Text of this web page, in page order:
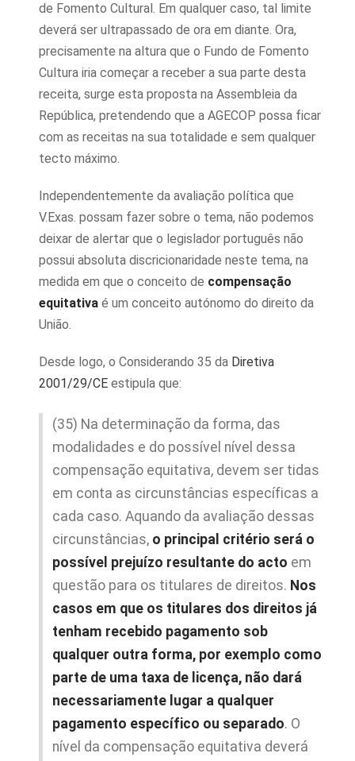
de Fomento Cultural. Em qualquer caso, tal limite
deverá ser ultrapassado de ora em diante. Ora,
precisamente na altura que o Fundo de Fomento
Cultura iria começar a receber a sua parte desta
receita, surge esta proposta na Assembleia da
República, pretendendo que a AGECOP possa ficar
com as receitas na sua totalidade e sem qualquer
tecto máximo.
Independentemente da avaliação política que
V.Exas. possam fazer sobre o tema, não podemos
deixar de alertar que o legislador português não
possui absoluta discricionaridade neste tema, na
medida em que o conceito de compensação
equitativa é um conceito autónomo do direito da
União.
Desde logo, o Considerando 35 da Diretiva
2001/29/CE estipula que:
(35) Na determinação da forma, das
modalidades e do possível nível dessa
compensação equitativa, devem ser tidas
em conta as circunstâncias específicas a
cada caso. Aquando da avaliação dessas
circunstâncias, o principal critério será o
possível prejuízo resultante do acto em
questão para os titulares de direitos. Nos
casos em que os titulares dos direitos já
tenham recebido pagamento sob
qualquer outra forma, por exemplo como
parte de uma taxa de licença, não dará
necessariamente lugar a qualquer
pagamento específico ou separado. O
nível da compensação equitativa deverá